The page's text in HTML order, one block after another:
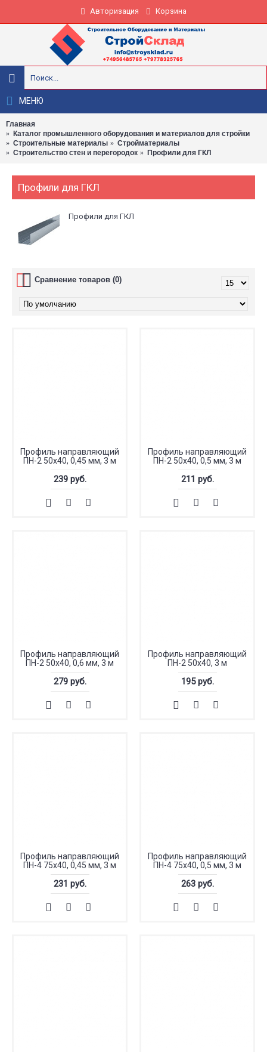
Авторизация Корзина
МЕНЮ
Главная
Каталог промышленного оборудования и материалов для стройки
Строительные материалы
Стройматериалы
Строительство стен и перегородок
Профили для ГКЛ
Профили для ГКЛ
Профили для ГКЛ
Сравнение товаров (0)
Профиль направляющий
ПН-2 50x40, 0,45 мм, 3 м
239 руб.
Профиль направляющий
ПН-2 50x40, 0,5 мм, 3 м
211 руб.
Профиль направляющий
ПН-2 50x40, 0,6 мм, 3 м
279 руб.
Профиль направляющий
ПН-2 50x40, 3 м
195 руб.
Профиль направляющий
ПН-4 75x40, 0,45 мм, 3 м
231 руб.
Профиль направляющий
ПН-4 75x40, 0,5 мм, 3 м
263 руб.